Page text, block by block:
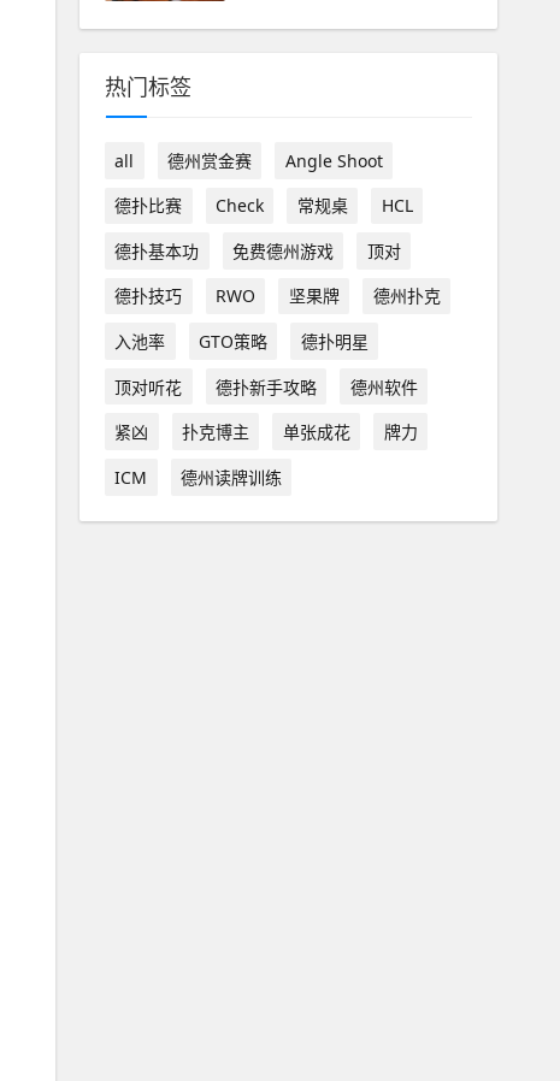
热门标签
all 德州赏金赛
Angle Shoot
德扑比赛
Check 常规桌
HCL
德扑基本功
免费德州游戏
顶对
德扑技巧
RWO 坚果牌
德州扑克
入池率
GTO策略
德扑明星
顶对听花
德扑新手攻略
德州软件
紧凶
扑克博主 单张成花
牌力
ICM
德州读牌训练